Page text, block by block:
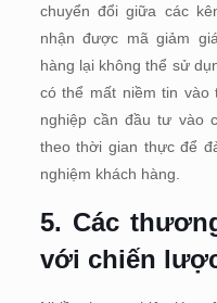
chuyển đổi giữa các
nhận được mã giảm
hàng lại không thể sử
có thể mất niềm tin vào
nghiệp cần đầu tư vào
theo thời gian thực để
nghiệm khách hàng.
5. Các
với chiến